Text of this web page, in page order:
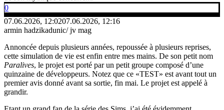
0
07.06.2026, 12:0207.06.2026, 12:16
armin hadzikadunic/ jv mag
Annoncée depuis plusieurs années, repoussée à plusieurs reprises,
cette simulation de vie est enfin entre mes mains. De son petit nom
Paralives, le projet est porté par un petit groupe composé d’une
quinzaine de développeurs. Notez que ce «TEST» est avant tout un
premier avis donné avant sa sortie, fin mai. Le projet est appelé à
grandir.